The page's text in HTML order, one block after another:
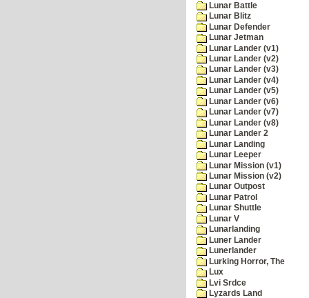
Lunar Battle
Lunar Blitz
Lunar Defender
Lunar Jetman
Lunar Lander (v1)
Lunar Lander (v2)
Lunar Lander (v3)
Lunar Lander (v4)
Lunar Lander (v5)
Lunar Lander (v6)
Lunar Lander (v7)
Lunar Lander (v8)
Lunar Lander 2
Lunar Landing
Lunar Leeper
Lunar Mission (v1)
Lunar Mission (v2)
Lunar Outpost
Lunar Patrol
Lunar Shuttle
Lunar V
Lunarlanding
Luner Lander
Lunerlander
Lurking Horror, The
Lux
Lvi Srdce
Lyzards Land